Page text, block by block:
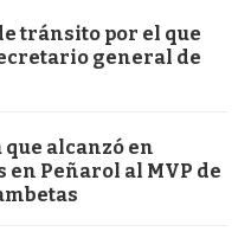
tránsito por el que
general de
que alcanzó en
Peñarol al MVP de